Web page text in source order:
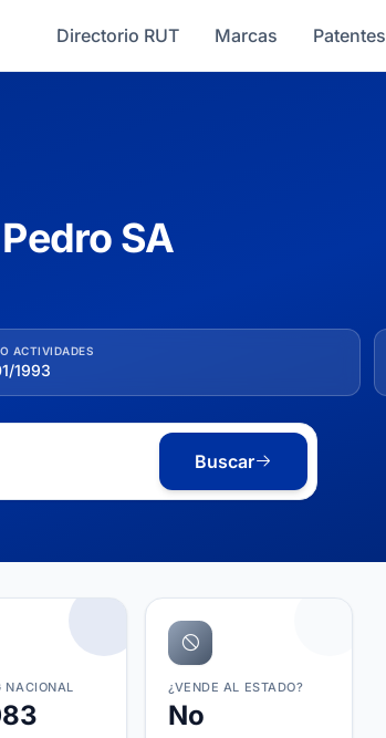
Directorio RUT Marcas Patentes
SA
ACTIVIDADES
1993
Buscar
NACIONAL ¿VENDE AL ESTADO?
No